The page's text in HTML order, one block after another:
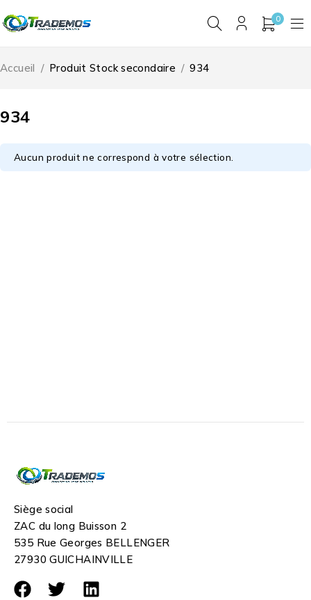
0
934
Accueil / Produit Stock secondaire / 934
Aucun produit ne correspond à votre sélection.
Siège social
ZAC du long Buisson 2
535 Rue Georges BELLENGER
27930 GUICHAINVILLE